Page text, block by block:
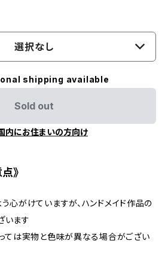
選択なし
shipping available
Sold out
内にお住まいの方向け
》
心がけていますが、ハンドメイド作品の
います
ては実物と色味が異なる場合がござい